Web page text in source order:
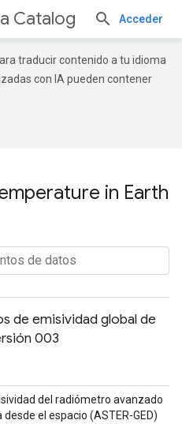
Catalog Acceder
traducir contenido a tu idioma
con IA pueden contener
in Earth
de emisividad global de
003
del radiómetro avanzado
el espacio (ASTER-GED)